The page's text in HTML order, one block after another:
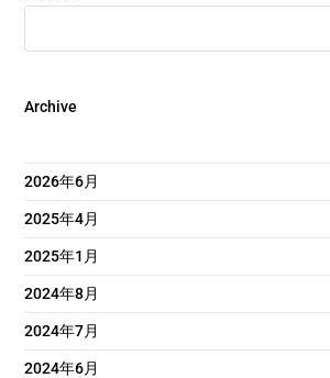
Archive
2026年6月
2025年4月
2025年1月
2024年8月
2024年7月
2024年6月